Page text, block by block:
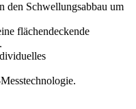
den Schwellungsabbau um
flächendeckende